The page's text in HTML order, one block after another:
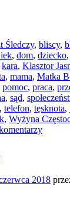
Śledczy, bliscy,
, dom, dziecko,
kara, Klasztor
, mama, Matka
pomoc, praca,
, sąd,
, telefon, tęsknota,
, Wyżyna
2018